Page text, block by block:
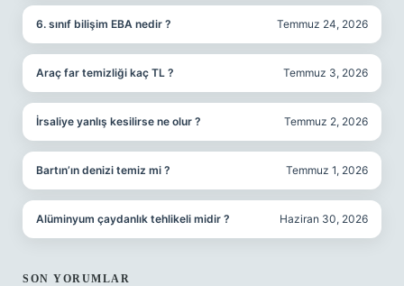
6. sınıf bilişim EBA nedir ? Temmuz 24, 2026
Araç far temizliği kaç TL ? Temmuz 3, 2026
İrsaliye yanlış kesilirse ne olur ? Temmuz 2, 2026
Bartın’ın denizi temiz mi ? Temmuz 1, 2026
Alüminyum çaydanlık tehlikeli midir ? Haziran 30, 2026
SON YORUMLAR